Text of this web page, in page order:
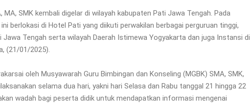
MA, SMK kembali digelar di wilayah kabupaten Pati Jawa Tengah. Pada
berlokasi di Hotel Pati yang diikuti perwakilan berbagai perguruan tinggi,
Jawa Tengah serta wilayah Daerah Istimewa Yogyakarta dan juga Instansi di
(21/01/2025).
oleh Musyawarah Guru Bimbingan dan Konseling (MGBK) SMA, SMK,
selama dua hari, yakni hari Selasa dan Rabu tanggal 21 hingga 22
wadah bagi peserta didik untuk mendapatkan informasi mengenai